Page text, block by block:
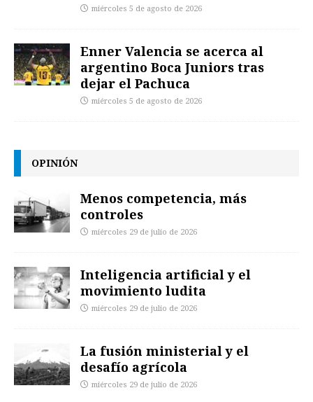
miércoles 5 de agosto de 2026
Enner Valencia se acerca al
argentino Boca Juniors tras
dejar el Pachuca
miércoles 5 de agosto de 2026
OPINIÓN
Menos competencia, más
controles
miércoles 29 de julio de 2026
Inteligencia artificial y el
movimiento ludita
miércoles 29 de julio de 2026
La fusión ministerial y el
desafío agrícola
miércoles 29 de julio de 2026